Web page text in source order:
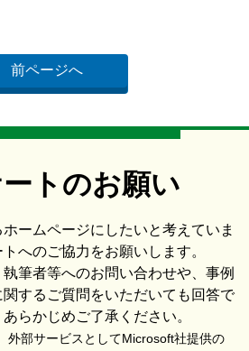
前ページへ
トのお願い
ームページにしたいと考えていま
へのご協力をお願いします。
筆者等へのお問い合わせや、事例
するご質問をいただいても回答で
らかじめご了承ください。
外部サービスとしてMicrosoft社提供の